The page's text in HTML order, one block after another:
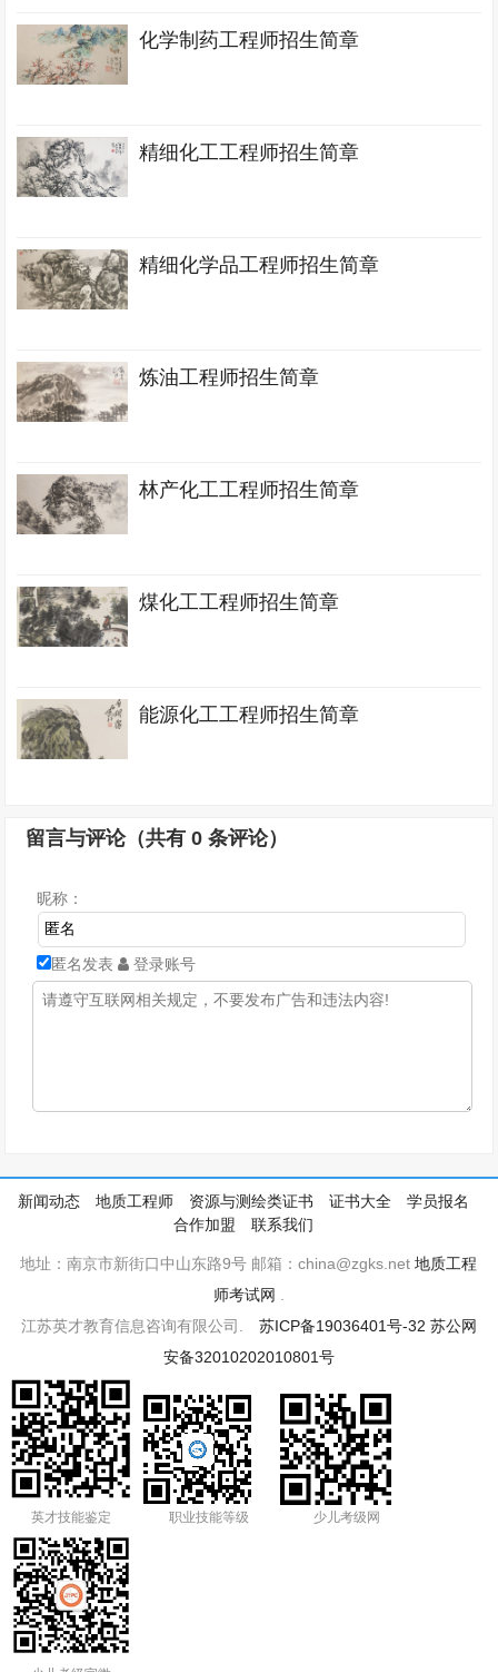
化学制药工程师招生简章
精细化工工程师招生简章
精细化学品工程师招生简章
炼油工程师招生简章
林产化工工程师招生简章
煤化工工程师招生简章
能源化工工程师招生简章
留言与评论（共有0 条评论）
昵称：
匿名发表 登录账号
新闻动态 地质工程师 资源与测绘类证书 证书大全
学员报名
合作加盟
联系我们
地址：南京市新街口中山东路9号 邮箱：china@zgks.net地质工程
师考试网
江苏英才教育信息咨询有限公司. 苏ICP备19036401号-32 苏公网
安备32010202010801号
英才技能鉴定 职业技能等级 少儿考级网